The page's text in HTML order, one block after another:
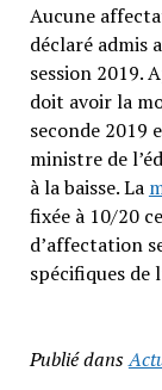
Aucune
déclaré admis
session 2019.
doit avoir la
seconde 2019
ministre de
à la baisse. La
fixée à 10/20
d’affectation
spécifiques de
Publié dans